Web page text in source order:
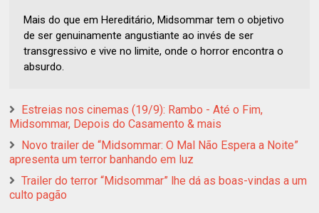
Mais do que em Hereditário, Midsommar tem o objetivo
de ser genuinamente angustiante ao invés de ser
transgressivo e vive no limite, onde o horror encontra o
absurdo.
Estreias nos cinemas (19/9): Rambo - Até o Fim,
Midsommar, Depois do Casamento & mais
Novo trailer de “Midsommar: O Mal Não Espera a Noite”
apresenta um terror banhando em luz
Trailer do terror “Midsommar” lhe dá as boas-vindas a um
culto pagão